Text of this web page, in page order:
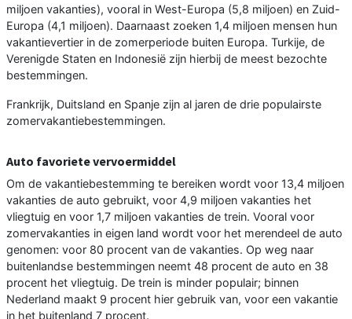
miljoen vakanties), vooral in West-Europa (5,8 miljoen) en Zuid-
Europa (4,1 miljoen). Daarnaast zoeken 1,4 miljoen mensen hun
vakantievertier in de zomerperiode buiten Europa. Turkije, de
Verenigde Staten en Indonesië zijn hierbij de meest bezochte
bestemmingen.
Frankrijk, Duitsland en Spanje zijn al jaren de drie populairste
zomervakantiebestemmingen.
Auto favoriete vervoermiddel
Om de vakantiebestemming te bereiken wordt voor 13,4 miljoen
vakanties de auto gebruikt, voor 4,9 miljoen vakanties het
vliegtuig en voor 1,7 miljoen vakanties de trein. Vooral voor
zomervakanties in eigen land wordt voor het merendeel de auto
genomen: voor 80 procent van de vakanties. Op weg naar
buitenlandse bestemmingen neemt 48 procent de auto en 38
procent het vliegtuig. De trein is minder populair; binnen
Nederland maakt 9 procent hier gebruik van, voor een vakantie
in het buitenland 7 procent.